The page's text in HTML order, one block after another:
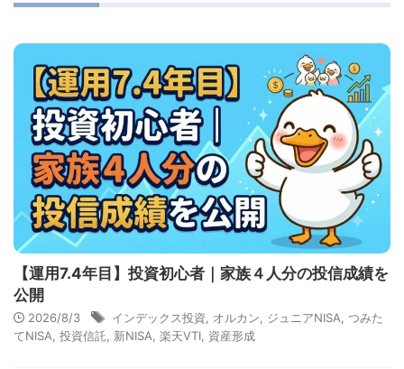
【運用7.4年目】投資初心者｜家族４人分の投信成績を
公開
2026/8/3 インデックス投資, オルカン, ジュニアNISA, つみた
てNISA, 投資信託, 新NISA, 楽天VTI, 資産形成